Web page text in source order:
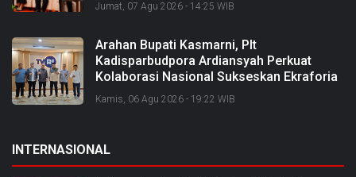
Jumat, 07 Agu 2026 - 14:25 WIB
Arahan Bupati Kasmarni, Plt
Kadisparbudpora Ardiansyah Perkuat
Kolaborasi Nasional Sukseskan Ekraforia
2026 dan Bangun Bengkalis sebagai
Kabupaten Kreatif
Kamis, 06 Agu 2026 - 19:22 WIB
INTERNASIONAL